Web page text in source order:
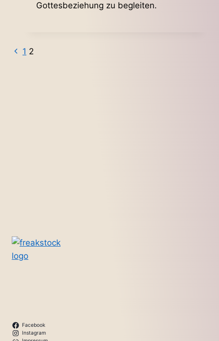
Gottesbeziehung zu begleiten.
Seitennavigation
Vorherige
1 2
Facebook
Instagram